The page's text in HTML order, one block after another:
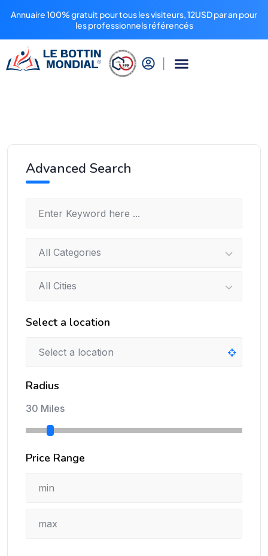
Annuaire 100% gratuit pour tous les visiteurs, 12USD par an pour
les professionnels référencés
Advanced Search
All Categories
All Cities
Select a location
Radius
30 Miles
Price Range